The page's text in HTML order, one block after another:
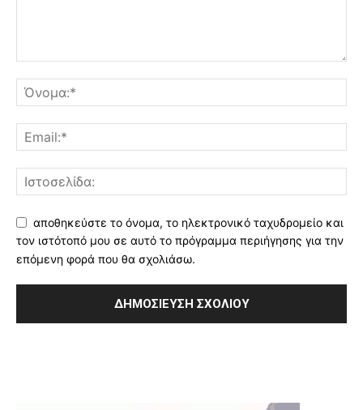
αποθηκεύστε το όνομα, το ηλεκτρονικό ταχυδρομείο και
τον ιστότοπό μου σε αυτό το πρόγραμμα περιήγησης για την
επόμενη φορά που θα σχολιάσω.